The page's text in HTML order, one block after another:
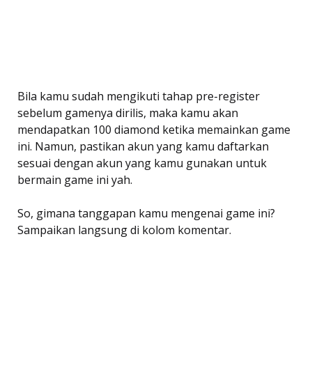
Bila kamu sudah mengikuti tahap pre-register
sebelum gamenya dirilis, maka kamu akan
mendapatkan 100 diamond ketika memainkan game
ini. Namun, pastikan akun yang kamu daftarkan
sesuai dengan akun yang kamu gunakan untuk
bermain game ini yah.
So, gimana tanggapan kamu mengenai game ini?
Sampaikan langsung di kolom komentar.